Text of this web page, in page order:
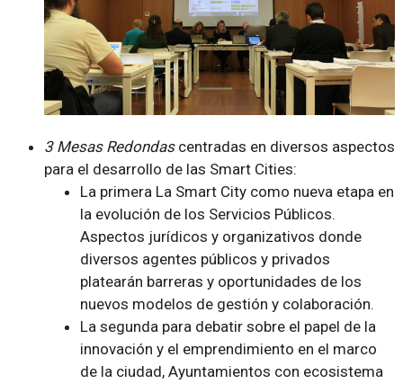
3 Mesas Redondascentradas en diversos aspectos
para el desarrollo de las Smart Cities:
La primera La Smart City como nueva etapa en
la evolución de los Servicios Públicos.
Aspectos jurídicos y organizativos donde
diversos agentes públicos y privados
platearán barreras y oportunidades de los
nuevos modelos de gestión y colaboración.
La segunda para debatir sobre el papel de la
innovación y el emprendimiento en el marco
de la ciudad, Ayuntamientos con ecosistema